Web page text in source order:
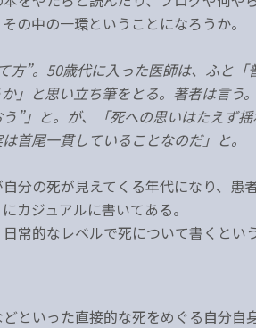
の中の一環ということになろうか。
”。50歳代に入った医師は、ふと「
」と思い立ち筆をとる。著者は言う
”」と。が、「死への思いはたえず
首尾一貫していることなのだ」と。
分の死が見えてくる年代になり、患
カジュアルに書いてある。
常的なレベルで死について書くとい
といった直接的な死をめぐる自分自